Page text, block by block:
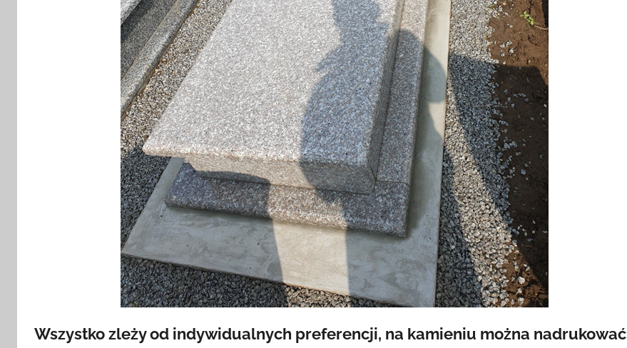
Wszystko zleży od indywidualnych preferencji, na kamieniu można nadrukować